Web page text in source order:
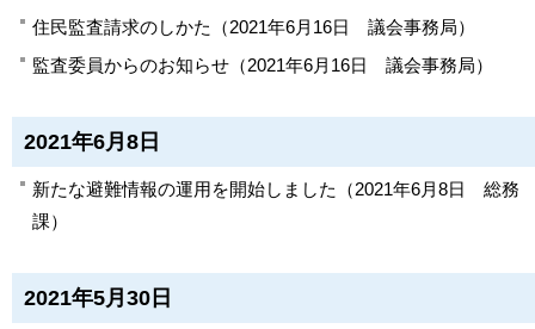
住民監査請求のしかた
（2021年6月16日 議会事務局）
監査委員からのお知らせ （2021年6月16日 議会事務局）
2021年6月8日
新たな避難情報の運用を開始しました （2021年6月8日
総務
課）
2021年5月30日